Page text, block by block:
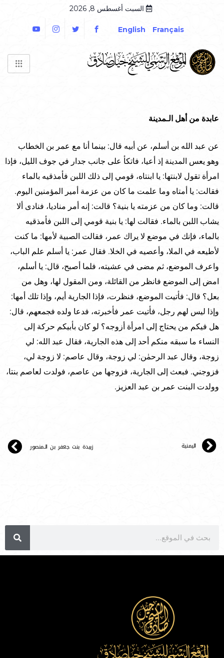
السبت أغسطس 8, 2026
Français
English
عابدة من أهل الـمدينة
عن عبد الله بن أسلم، عن أبيه قال: بينما أنا مع عمر بن الخطاب
وهو يعس المدينة إذ أعيا، فاتكأ على جانب جدار في جوف الليل، فإذا
امرأة تقول لابنتها: يا ابنتاه، قومي إلى ذلك اللبن فأمذقيه بالماء
فقالت: يا أمتاه وما علمت ما كان من عزمة أمير المؤمنين اليوم.
قالت: وما كان من عزمته يا بنية؟ قالت: إنه أمر مناديا، فنادى ألا
يشاب اللبن بالماء. فقالت لها: يا بنية قومي إلى اللبن فأمذقيه
بالماء، فإنك في موضع لا يراك عمر، فقالت الصبية لأمها: ما كنت
لأطيعه في الملا، وأعصيه في الخلا. فقال عمر: يا أسلم علم الباب،
واعرف الموضع، ثم مضى في عشيته، فلما أصبح، قال: يا أسلم،
امض إلى الموضع فانظر من القائلة، ومن المقول لها، وهل من
بعل؟ قال: فأتيت الموضع، فنظرت، فإذا الجارية أيم، وإذا تلك أمها:
وإذا ليس لهم رجل، فأتيت عمر فأخبرته، فدعا ولده فجمعهم، قال:
هل فيكم من يحتاج إلى امرأة أزوجه؟ لو كان بأبيكم حركة إلى
النساء ما سبقه منكم أحد إلى هذه الجارية، فقال عبد الله: لي
زوجة، وقال عبد الرحمٰن: لي زوجة، وقال عاصم: لا زوجة لي،
فزوجني. فبعث إلى الجارية، فزوجها من عاصم، فولدت لعاصم بنتا،
وولدت البنت عمر بن عبد العزيز.
اليمنية زبيدة بنت جعفر بن الـمنصور